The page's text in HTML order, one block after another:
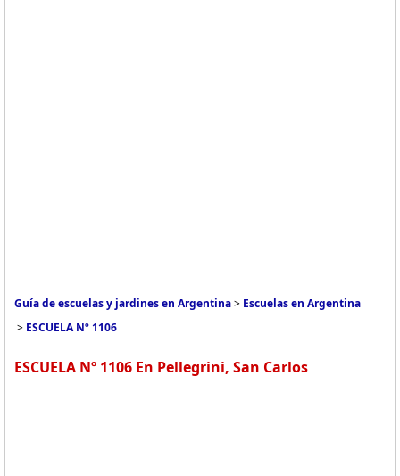
Guía de escuelas y jardines en Argentina> Escuelas en Argentina
> ESCUELA Nº 1106
ESCUELA Nº 1106 En Pellegrini, San Carlos